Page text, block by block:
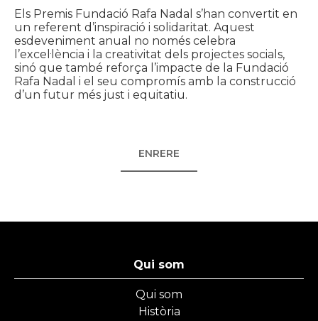
Els Premis Fundació Rafa Nadal s’han convertit en
un referent d’inspiració i solidaritat. Aquest
esdeveniment anual no només celebra
l’excel·lència i la creativitat dels projectes socials,
sinó que també reforça l’impacte de la Fundació
Rafa Nadal i el seu compromís amb la construcció
d’un futur més just i equitatiu.
ENRERE
Qui som
Qui som
Història